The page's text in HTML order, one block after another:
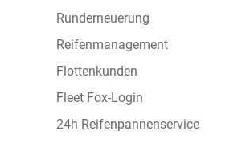
Runderneuerung
Reifenmanagement
Flottenkunden
Fleet Fox-Login
24h Reifenpannenservice